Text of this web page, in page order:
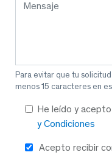
Para evitar que tu
menos 15 caracteres en
He leído y
y Condiciones
Acepto recibir